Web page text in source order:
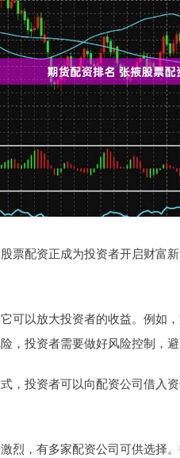
票配资正成为投资者开启财富
可以放大投资者的收益。例如
，投资者需要做好风险控制，
，投资者可以向配资公司借入
烈，有多家配资公司可供选择